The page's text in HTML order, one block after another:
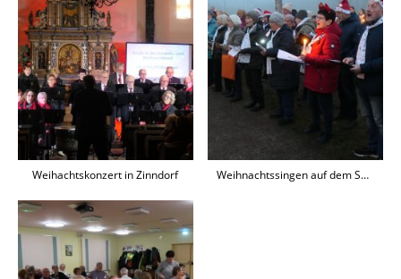
Weihachtskonzert in Zinndorf Weihnachtssingen auf dem Sportplatz